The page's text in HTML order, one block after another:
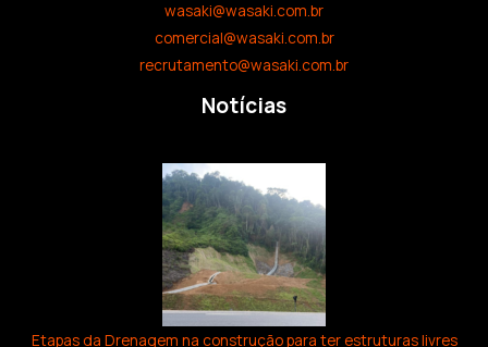
wasaki@wasaki.com.br
comercial@wasaki.com.br
recrutamento@wasaki.com.br
Notícias
Etapas da Drenagem na construção para ter estruturas livres